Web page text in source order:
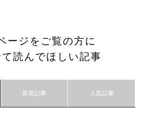
ージをご覧の方に
読んでほしい記事
新着記事 人気記事